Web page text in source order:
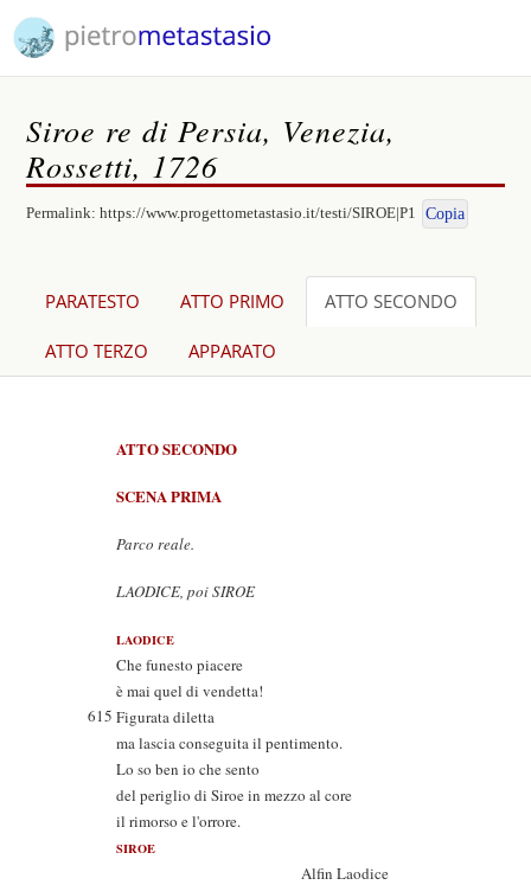
Siroe re di Persia, Venezia,
Rossetti, 1726
Permalink:https://www.progettometastasio.it/testi/SIROE|P1 Copia
PARATESTO ATTO PRIMO ATTO SECONDO
ATTO TERZO APPARATO
ATTO SECONDO
SCENA PRIMA
Parco reale.
LAODICE, poi SIROE
LAODICE
Che funesto piacere
è mai quel di vendetta!
615 Figurata diletta
ma lascia conseguita il pentimento.
Lo so ben io che sento
del periglio di Siroe in mezzo al core
il rimorso e l'orrore.
SIROE
Alfin Laodice